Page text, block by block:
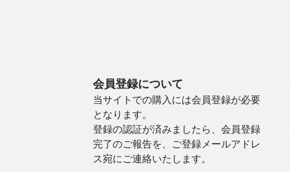
会員登録について
当サイトでの購入には会員登録が必要
となります。
登録の認証が済みましたら、会員登録
完了のご報告を、ご登録メールアドレ
ス宛にご連絡いたします。